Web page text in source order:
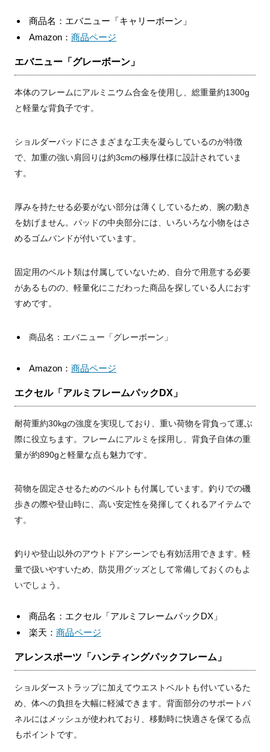
商品名：エバニュー「キャリーボーン」
Amazon： 商品ページ
エバニュー「グレーボーン」
本体のフレームにアルミニウム合金を使用し、総重量約1300g
と軽量な背負子です。
ショルダーパッドにさまざまな工夫を凝らしているのが特徴
で、加重の強い肩回りは約3cmの極厚仕様に設計されていま
す。
厚みを持たせる必要がない部分は薄くしているため、腕の動き
を妨げません。パッドの中央部分には、いろいろな小物をはさ
めるゴムバンドが付いています。
固定用のベルト類は付属していないため、自分で用意する必要
があるものの、軽量化にこだわった商品を探している人におす
すめです。
商品名：エバニュー「グレーボーン」
Amazon： 商品ページ
エクセル「アルミフレームパックDX」
耐荷重約30kgの強度を実現しており、重い荷物を背負って運ぶ
際に役立ちます。フレームにアルミを採用し、背負子自体の重
量が約890gと軽量な点も魅力です。
荷物を固定させるためのベルトも付属しています。釣りでの磯
歩きの際や登山時に、高い安定性を発揮してくれるアイテムで
す。
釣りや登山以外のアウトドアシーンでも有効活用できます。軽
量で扱いやすいため、防災用グッズとして常備しておくのもよ
いでしょう。
商品名：エクセル「アルミフレームパックDX」
楽天： 商品ページ
アレンスポーツ「ハンティングパックフレーム」
ショルダーストラップに加えてウエストベルトも付いているた
め、体への負担を大幅に軽減できます。背面部分のサポートパ
ネルにはメッシュが使われており、移動時に快適さを保てる点
もポイントです。